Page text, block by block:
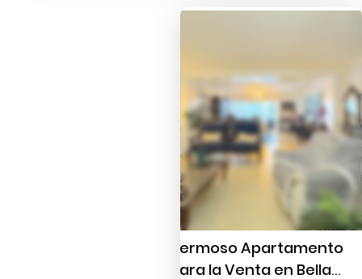
Hermoso Apartamento
para la Venta en Bella